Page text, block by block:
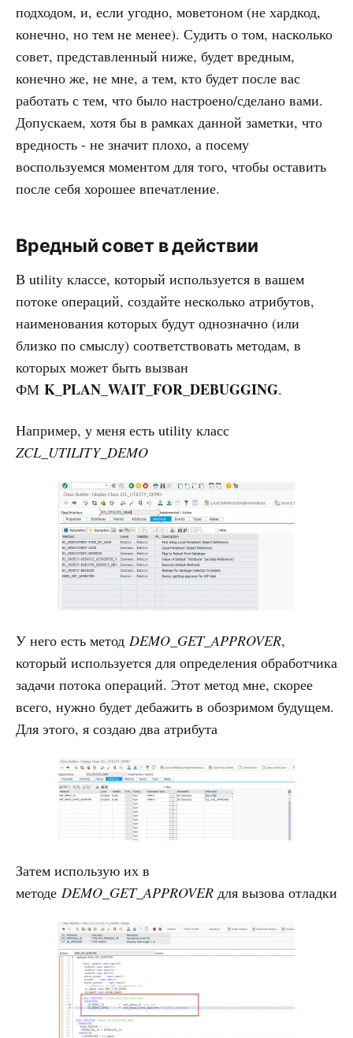
подходом, и, если угодно, моветоном (не хардкод,
конечно, но тем не менее). Судить о том, насколько
совет, представленный ниже, будет вредным,
конечно же, не мне, а тем, кто будет после вас
работать с тем, что было настроено/сделано вами.
Допускаем, хотя бы в рамках данной заметки, что
вредность - не значит плохо, а посему
воспользуемся моментом для того, чтобы оставить
после себя хорошее впечатление.
Вредный совет в действии
В utility классе, который используется в вашем
потоке операций, создайте несколько атрибутов,
наименования которых будут однозначно (или
близко по смыслу) соответствовать методам, в
которых может быть вызван
ФМ K_PLAN_WAIT_FOR_DEBUGGING.
Например, у меня есть utility класс
ZCL_UTILITY_DEMO
У него есть метод DEMO_GET_APPROVER,
который используется для определения обработчика
задачи потока операций. Этот метод мне, скорее
всего, нужно будет дебажить в обозримом будущем.
Для этого, я создаю два атрибута
Затем использую их в
методе DEMO_GET_APPROVER для вызова отладки